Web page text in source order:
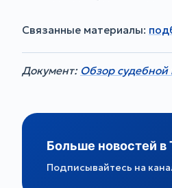
Связанные материалы:
Документ: Обзор
Больше новостей в
Подписывайтесь на